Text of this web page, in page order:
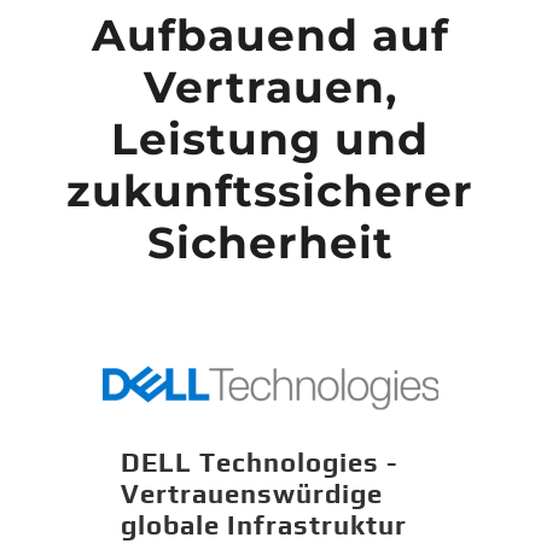
Aufbauend auf
Vertrauen,
Leistung und
zukunftssicherer
Sicherheit
DELL Technologies -
Vertrauenswürdige
globale Infrastruktur